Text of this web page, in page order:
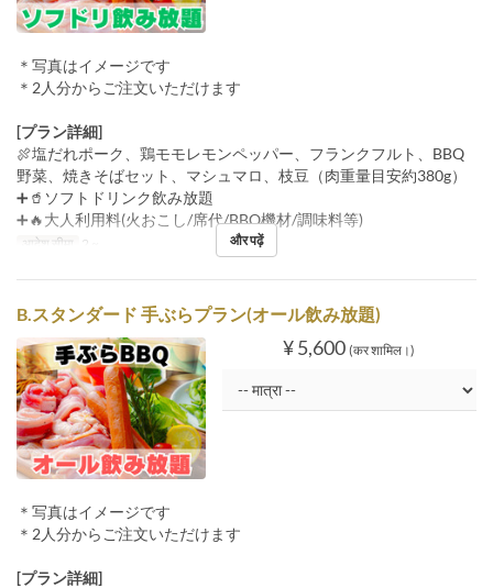
＊写真はイメージです
＊2人分からご注文いただけます
[プラン詳細]
🍖塩だれポーク、鶏モモレモンペッパー、フランクフルト、BBQ
野菜、焼きそばセット、マシュマロ、枝豆（肉重量目安約380g）
➕🥤ソフトドリンク飲み放題
➕🔥大人利用料(火おこし/席代/BBQ機材/調味料等)
आदेश सीमा 2 ~ और पढ़ें
B.スタンダード 手ぶらプラン(オール飲み放題)
¥ 5,600 (कर शामिल।)
＊写真はイメージです
＊2人分からご注文いただけます
[プラン詳細]